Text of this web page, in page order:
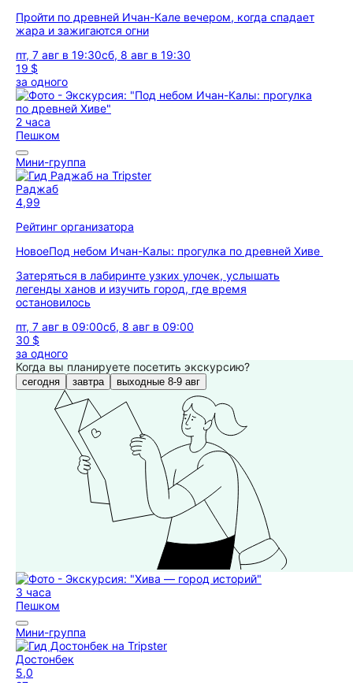
Пройти по древней Ичан-Кале вечером, когда спадает
жара и зажигаются огни
пт, 7 авг в 19:30сб, 8 авг в 19:30
19 $
за одного
2 часа
Пешком
Мини-группа
Раджаб
4,99
Рейтинг организатора
НовоеПод небом Ичан-Калы: прогулка по древней Хиве
Затеряться в лабиринте узких улочек, услышать
легенды ханов и изучить город, где время
остановилось
пт, 7 авг в 09:00сб, 8 авг в 09:00
30 $
за одного
Когда вы планируете посетить экскурсию?
сегодня завтра выходные 8-9 авг
3 часа
Пешком
Мини-группа
Достонбек
5,0